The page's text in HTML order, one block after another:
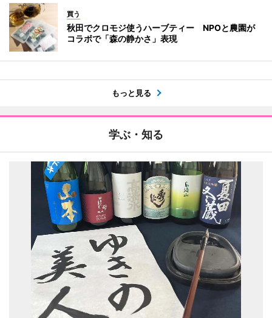
買う
秋田でクロモジ使うハーブティー NPOと農園が
コラボで「森の静かさ」表現
もっと見る
学ぶ・知る